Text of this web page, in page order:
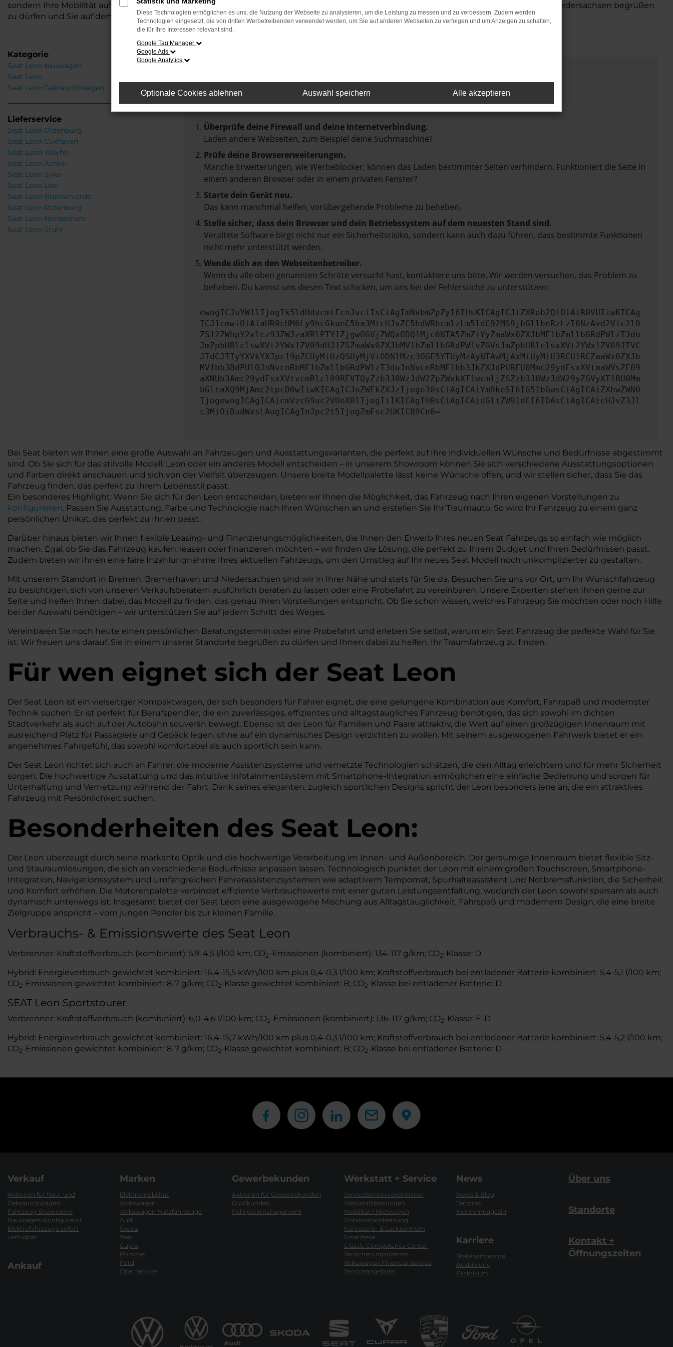
sondern Ihre Mobilität auf das nächste Level hebt. Wir freuen uns darauf, Sie an einem unserer Standorte in Bremen, Bremerhaven und Niedersachsen begrüßen
zu dürfen und Sie auf dem Weg zu Ihrem neuen Fahrzeug zu begleiten.
Kategorie
Seat Leon Neuwagen
Seat Leon
Seat Leon Gebrauchtwagen
Lieferservice
Seat Leon Oldenburg
Seat Leon Cuxhaven
Seat Leon Weyhe
Seat Leon Achim
Seat Leon Syke
Seat Leon Leer
Seat Leon Bremervörde
Seat Leon Rotenburg
Seat Leon Nordenham
Seat Leon Stuhr
Beim Laden ist ein Fehler aufgetreten.
Hier sind ein paar Tipps, die dir helfen können:
Überprüfe deine Firewall und deine Internetverbindung.
Laden andere Webseiten, zum Beispiel deine Suchmaschine?
Prüfe deine Browsererweiterungen.
Manche Erweiterungen, wie Werbeblocker, können das Laden bestimmter Seiten verhindern. Funktioniert die Seite in
einem anderen Browser oder in einem privaten Fenster?
Starte dein Gerät neu.
Das kann manchmal helfen, vorübergehende Probleme zu beheben.
Stelle sicher, dass dein Browser und dein Betriebssystem auf dem neuesten Stand sind.
Veraltete Software birgt nicht nur ein Sicherheitsrisiko, sondern kann auch dazu führen, dass bestimmte Funktionen
nicht mehr unterstützt werden.
Wende dich an den Webseitenbetreiber.
Wenn du alle oben genannten Schritte versucht hast, kontaktiere uns bitte. Wir werden versuchen, das Problem zu
beheben. Du kannst uns diesen Text schicken, um uns bei der Fehlersuche zu unterstützen:
ewogICJuYW1lIjogIk5ldHdvcmtFcnJvciIsCiAgImNvbmZpZyI6IHsKICAgICJtZXRob2QiOiAiR0VUIiwKICAg
ICJ1cmwiOiAiaHR0cHM6Ly9hcGkueC5ha3MtcHJvZC5hdWRhcmlzLm5ldC92MS9jbGllbnRzLzI0NzAvd2Vic2l0
ZS12ZWhpY2xlcz93ZWJzaXRlPTY1ZjgwOGVjZWQxODQ1Mjc0NTA5ZmZiYyZmaWx0ZXJbMF1bZmllbGRdPWlzT3du
JmZpbHRlclswXVt2YWx1ZV09dHJ1ZSZmaWx0ZXJbMV1bZmllbGRdPW1vZGVsJmZpbHRlclsxXVt2YWx1ZV09JTVC
JTdCJTIyYXVkYXJpc19pZCUyMiUzQSUyMjViODNlMzc3OGE5YTUyMzAyNTAwMjAxMiUyMiU3RCU1RCZmaWx0ZXJb
MV1bb3BdPUlOJnNvcnRbMF1bZmllbGRdPWlzT3duJnNvcnRbMF1bb3JkZXJdPURFU0Mmc29ydFsxXVtmaWVsZF09
aXNUb3Amc29ydFsxXVtvcmRlcl09REVTQyZzb3J0WzJdW2ZpZWxkXT1wcmljZSZzb3J0WzJdW29yZGVyXT1BU0Mm
bGltaXQ9MjAmc2tpcD0wIiwKICAgICJoZWFkZXJzIjoge30sCiAgICAiYm9keSI6IG51bGwsCiAgICAiZXhwZWN0
IjogewogICAgICAicmVzcG9uc2VUeXBlIjogIiIKICAgIH0sCiAgICAidGltZW91dCI6IDAsCiAgICAicHJvZ3Jl
c3MiOiBudWxsLAogICAgInJpc2t5IjogZmFsc2UKICB9Cn0=
Bei Seat bieten wir Ihnen eine große Auswahl an Fahrzeugen und Ausstattungsvarianten, die perfekt auf Ihre individuellen Wünsche und Bedürfnisse abgestimmt
sind. Ob Sie sich für das stilvolle Modell: Leon oder ein anderes Modell entscheiden – in unserem Showroom können Sie sich verschiedene Ausstattungsoptionen
und Farben direkt anschauen und sich von der Vielfalt überzeugen. Unsere breite Modellpalette lässt keine Wünsche offen, und wir stellen sicher, dass Sie das
Fahrzeug finden, das perfekt zu Ihrem Lebensstil passt.
Ein besonderes Highlight: Wenn Sie sich für den Leon entscheiden, bieten wir Ihnen die Möglichkeit, das Fahrzeug nach Ihren eigenen Vorstellungen zu
konfigurieren. Passen Sie Ausstattung, Farbe und Technologie nach Ihren Wünschen an und erstellen Sie Ihr Traumauto. So wird Ihr Fahrzeug zu einem ganz
persönlichen Unikat, das perfekt zu Ihnen passt.
Darüber hinaus bieten wir Ihnen flexible Leasing- und Finanzierungsmöglichkeiten, die Ihnen den Erwerb Ihres neuen Seat Fahrzeugs so einfach wie möglich
machen. Egal, ob Sie das Fahrzeug kaufen, leasen oder finanzieren möchten – wir finden die Lösung, die perfekt zu Ihrem Budget und Ihren Bedürfnissen passt.
Zudem bieten wir Ihnen eine faire Inzahlungnahme Ihres aktuellen Fahrzeugs, um den Umstieg auf Ihr neues Seat Modell noch unkomplizierter zu gestalten.
Mit unserem Standort in Bremen, Bremerhaven und Niedersachsen sind wir in Ihrer Nähe und stets für Sie da. Besuchen Sie uns vor Ort, um Ihr Wunschfahrzeug
zu besichtigen, sich von unseren Verkaufsberatern ausführlich beraten zu lassen oder eine Probefahrt zu vereinbaren. Unsere Experten stehen Ihnen gerne zur
Seite und helfen Ihnen dabei, das Modell zu finden, das genau Ihren Vorstellungen entspricht. Ob Sie schon wissen, welches Fahrzeug Sie möchten oder noch Hilfe
bei der Auswahl benötigen – wir unterstützen Sie auf jedem Schritt des Weges.
Vereinbaren Sie noch heute einen persönlichen Beratungstermin oder eine Probefahrt und erleben Sie selbst, warum ein Seat Fahrzeug die perfekte Wahl für Sie
ist. Wir freuen uns darauf, Sie in einem unserer Standorte begrüßen zu dürfen und Ihnen dabei zu helfen, Ihr Traumfahrzeug zu finden.
Für wen eignet sich der Seat Leon
Der Seat Leon ist ein vielseitiger Kompaktwagen, der sich besonders für Fahrer eignet, die eine gelungene Kombination aus Komfort, Fahrspaß und modernster
Technik suchen. Er ist perfekt für Berufspendler, die ein zuverlässiges, effizientes und alltagstaugliches Fahrzeug benötigen, das sich sowohl im dichten
Stadtverkehr als auch auf der Autobahn souverän bewegt. Ebenso ist der Leon für Familien und Paare attraktiv, die Wert auf einen großzügigen Innenraum mit
ausreichend Platz für Passagiere und Gepäck legen, ohne auf ein dynamisches Design verzichten zu wollen. Mit seinem ausgewogenen Fahrwerk bietet er ein
angenehmes Fahrgefühl, das sowohl komfortabel als auch sportlich sein kann.
Der Seat Leon richtet sich auch an Fahrer, die moderne Assistenzsysteme und vernetzte Technologien schätzen, die den Alltag erleichtern und für mehr Sicherheit
sorgen. Die hochwertige Ausstattung und das intuitive Infotainmentsystem mit Smartphone-Integration ermöglichen eine einfache Bedienung und sorgen für
Unterhaltung und Vernetzung während der Fahrt. Dank seines eleganten, zugleich sportlichen Designs spricht der Leon besonders jene an, die ein attraktives
Fahrzeug mit Persönlichkeit suchen.
Besonderheiten des Seat Leon:
Der Leon überzeugt durch seine markante Optik und die hochwertige Verarbeitung im Innen- und Außenbereich. Der geräumige Innenraum bietet flexible Sitz-
und Stauraumlösungen, die sich an verschiedene Bedürfnisse anpassen lassen. Technologisch punktet der Leon mit einem großen Touchscreen, Smartphone-
Integration, Navigationssystem und umfangreichen Fahrerassistenzsystemen wie adaptivem Tempomat, Spurhalteassistent und Notbremsfunktion, die Sicherheit
und Komfort erhöhen. Die Motorenpalette verbindet effiziente Verbrauchswerte mit einer guten Leistungsentfaltung, wodurch der Leon sowohl sparsam als auch
dynamisch unterwegs ist. Insgesamt bietet der Seat Leon eine ausgewogene Mischung aus Alltagstauglichkeit, Fahrspaß und modernem Design, die eine breite
Zielgruppe anspricht – vom jungen Pendler bis zur kleinen Familie.
Verbrauchs- & Emissionswerte des Seat Leon
Verbrenner: Kraftstoffverbrauch (kombiniert): 5,9-4,5 l/100 km; CO2-Emissionen (kombiniert): 134-117 g/km; CO2-Klasse: D
Hybrid: Energieverbrauch gewichtet kombiniert: 16,4-15,5 kWh/100 km plus 0,4-0,3 l/100 km; Kraftstoffverbrauch bei entladener Batterie kombiniert: 5,4-5,1 l/100 km;
CO2-Emissionen gewichtet kombiniert: 8-7 g/km; CO2-Klasse gewichtet kombiniert: B; CO2-Klasse bei entladener Batterie: D
SEAT Leon Sportstourer
Verbrenner: Kraftstoffverbrauch (kombiniert): 6,0-4,6 l/100 km; CO2-Emissionen (kombiniert): 136-117 g/km; CO2-Klasse: E-D
Hybrid: Energieverbrauch gewichtet kombiniert: 16,4-15,7 kWh/100 km plus 0,4-0,3 l/100 km; Kraftstoffverbrauch bei entladener Batterie kombiniert: 5,4-5,2 l/100 km;
CO2-Emissionen gewichtet kombiniert: 8-7 g/km; CO2-Klasse gewichtet kombiniert: B; CO2-Klasse bei entladener Batterie: D
Verkauf
Aktionen für Neu- und
Gebrauchtwagen
Fahrzeug-Showroom
Neuwagen-Konfigurator
Elektrofahrzeuge sofort
verfügbar
Ankauf
Marken
Elektromobilität
Volkswagen
Volkswagen Nutzfahrzeuge
Audi
Škoda
Seat
Cupra
Porsche
Ford
Opel Service
Gewerbekunden
Aktionen für Gewerbekunden
Großkunden
Fuhrparkmanagement
Werkstatt + Service
Servicetermin vereinbaren
Werkstattleistungen
Mobilität / Mietwagen
Unfallinstandsetzung
Karosserie- & Lackzentrum
Ersatzteile
Classic Competence Center
Verischerungsdienste
Volkswagen Financial Service
Serviceangebote
News
News & Blog
Termine
Kundenmagazin
Karriere
Stellenangebote
Ausbildung
Praktikum
Über uns
Standorte
Kontakt +
Öffnungszeiten
Diese Technologien ermöglichen es uns, die Nutzung der Webseite zu analysieren, um die Leistung zu messen und zu verbessern. Zudem werden
Technologien eingesetzt, die von dritten Werbetreibenden verwendet werden, um Sie auf anderen Webseiten zu verfolgen und um Anzeigen zu schalten,
die für Ihre Interessen relevant sind.
Google Tag Manager
Google Ads
Google Analytics
Optionale Cookies ablehnen Auswahl speichern Alle akzeptieren